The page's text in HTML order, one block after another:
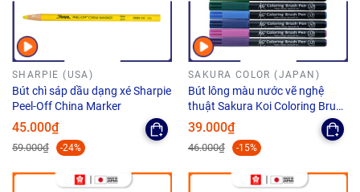
SHARPIE (USA)
Bút chì sáp dầu dạng xé Sharpie
Peel-Off China Marker
45.000₫
59.000₫ -24%
SAKURA COLOR (JAPAN)
Bút lông màu nước vẽ nghệ
thuật Sakura Koi Coloring Brush
Pen - Ngòi cọ
39.000₫
46.000₫ -15%